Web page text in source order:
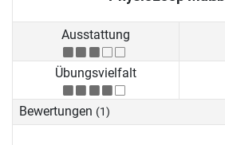
Ausstattung
Übungsvielfalt
Bewertungen (1)